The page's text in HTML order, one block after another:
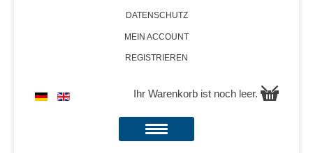
DATENSCHUTZ
MEIN ACCOUNT
REGISTRIEREN
Ihr Warenkorb ist noch leer.